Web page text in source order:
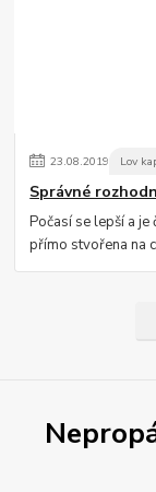
23.08.2019 Lov
Správné
Počasí se lepší a
přímo stvořena na